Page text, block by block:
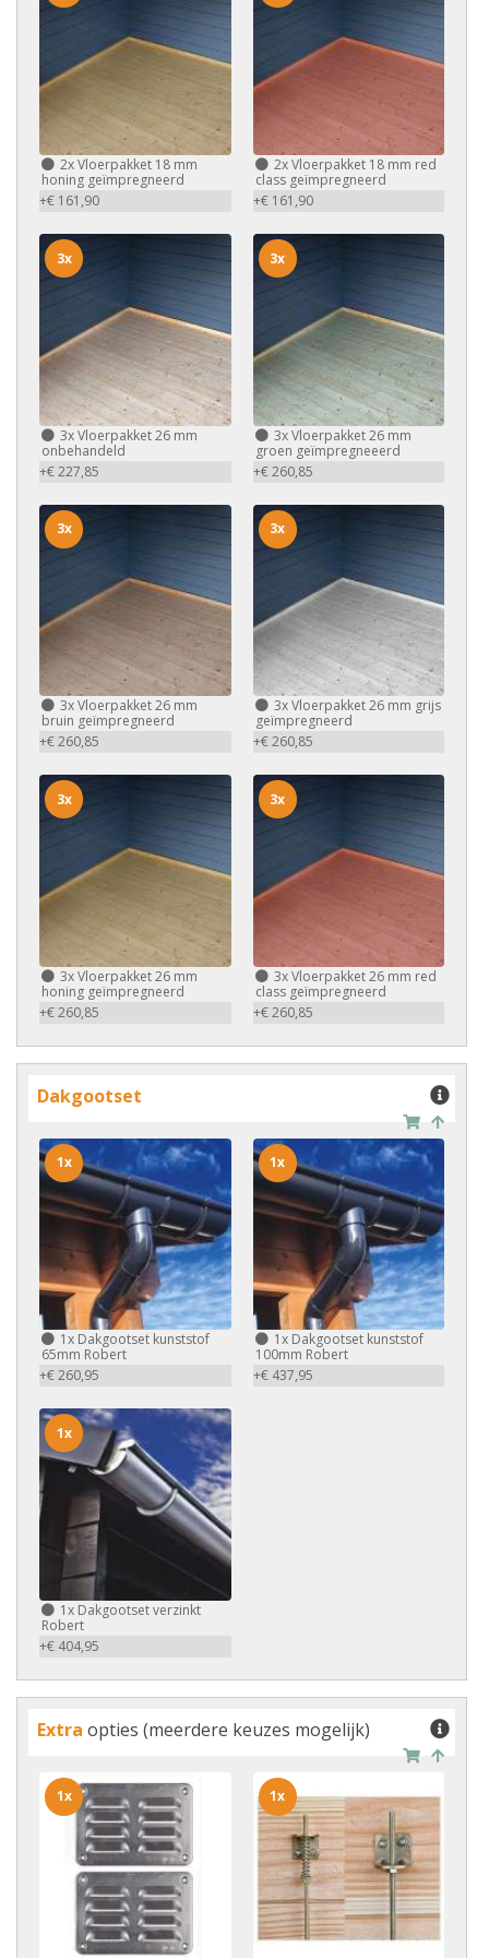
2xVloerpakket 18 mm
honing geïmpregneerd
+€ 161,90
2xVloerpakket 18 mm red
class geïmpregneerd
+€ 161,90
3xVloerpakket 26 mm
onbehandeld
+€ 227,85
3x
3xVloerpakket 26 mm
groen geïmpregneeerd
+€ 260,85
3x
3xVloerpakket 26 mm
bruin geïmpregneerd
+€ 260,85
3x
3xVloerpakket 26 mm grijs
geïmpregneerd
+€ 260,85
3x
3xVloerpakket 26 mm
honing geïmpregneerd
+€ 260,85
3x
3xVloerpakket 26 mm red
class geïmpregneerd
+€ 260,85
3x
Dakgootset
1x Dakgootset kunststof
65mm Robert
+€ 260,95
1x
1xDakgootset kunststof
100mm Robert
+€ 437,95
1x
1x Dakgootset verzinkt
Robert
+€ 404,95
1x
Extra opties (meerdere keuzes mogelijk)
1x 1x